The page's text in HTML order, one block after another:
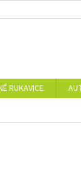
ÚDAJOV
RUKAVICE